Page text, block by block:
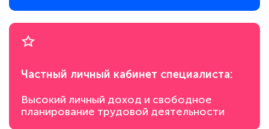
Частный личный кабинет специалиста:
Высокий личный доход и свободное
планирование трудовой деятельности